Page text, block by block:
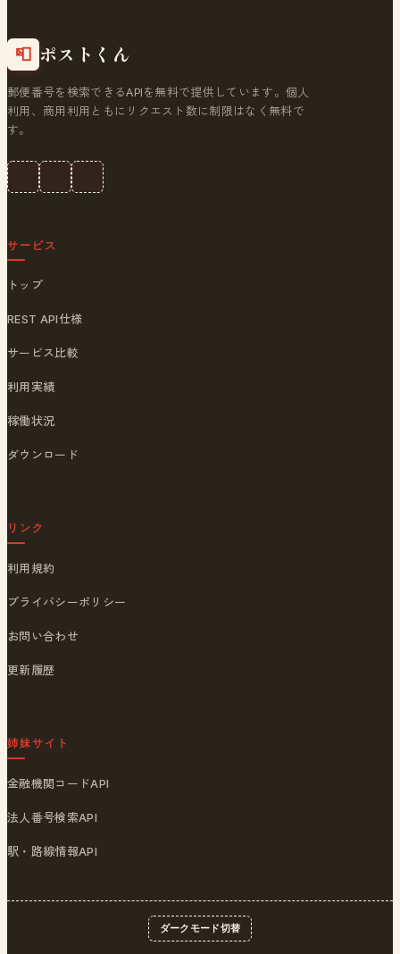
📮 ポストくん
郵便番号を検索できるAPIを無料で提供しています。個人
利用、商用利用ともにリクエスト数に制限はなく無料で
す。
サービス
トップ
REST API仕様
サービス比較
利用実績
稼働状況
ダウンロード
リンク
利用規約
プライバシーポリシー
お問い合わせ
更新履歴
姉妹サイト
金融機関コードAPI
法人番号検索API
駅・路線情報API
ダークモード切替